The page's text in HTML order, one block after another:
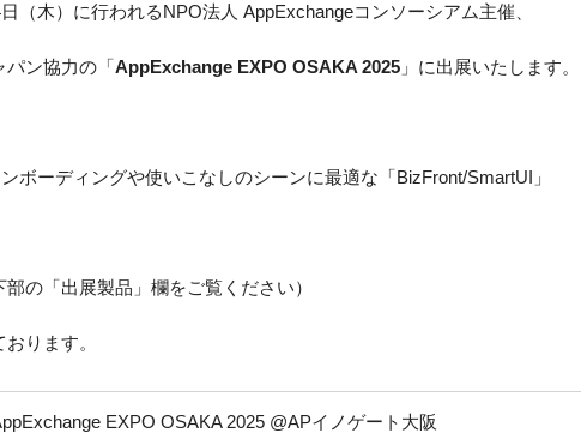
（木）に行われるNPO法人 AppExchangeコンソーシアム主催、
パン協力の「AppExchange EXPO OSAKA 2025 」に出展いたします。
ボーディングや使いこなしのシーンに最適な「BizFront/SmartUI」
の「出展製品」欄をご覧ください）
ります。
EXPO OSAKA 2025 @APイノゲート大阪